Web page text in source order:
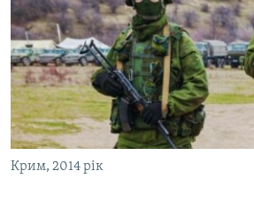
СПЕЦПРОЕКТИ
ДЕПОРТАЦІЯ
ВІДЕОУРОКИ «ELIFBE»
СВІДЧЕННЯ ОКУПАЦІЇ
УКРАЇНСЬКА ПРОБЛЕМА КРИМУ
ІНФОГРАФІКА
ЯК ОБІЙТИ БЛОКУВАННЯ
Русский
Qırımtatar
ДОЛУЧАЙСЯ!
Крим, 2014 рік